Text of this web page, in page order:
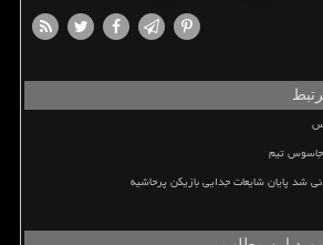
تیم
شد پایان شایعات جدایی بازیکن پرحاشیه